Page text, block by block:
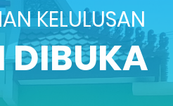
KELULUSAN
DIBUKA